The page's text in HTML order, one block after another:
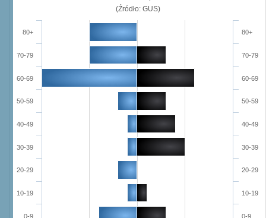
(Źródło: GUS)
0-9
10-19
20-29
30-39
40-49
50-59
60-69
70-79
80+
0-9
10-19
20-29
30-39
40-49
50-59
60-69
70-79
80+